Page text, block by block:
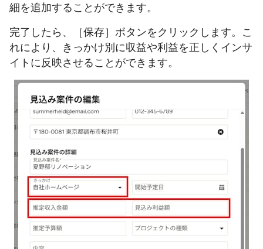
細を追加することができます。
完了したら、［保存］ボタンをクリックします。こ
れにより、きっかけ別に収益や利益を正しくインサ
イトに反映させることができます。